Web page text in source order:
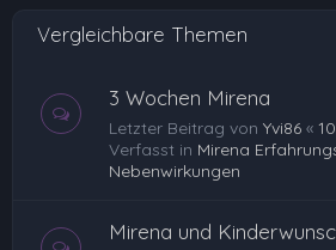
Vergleichbare Themen
3 Wochen Mirena
Letzter Beitrag von Yvi86 «
Verfasst in Mirena
Nebenwirkungen
Mirena und